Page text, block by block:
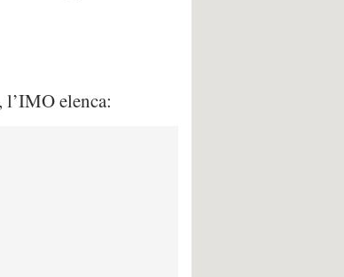
elenca: